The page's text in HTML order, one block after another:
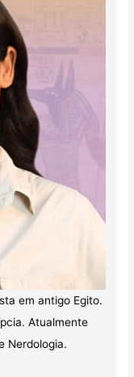
em antigo Egito.
Atualmente
Nerdologia.